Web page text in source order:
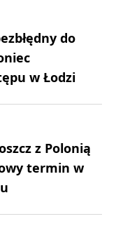
do
w Łodzi
z Polonią
termin w